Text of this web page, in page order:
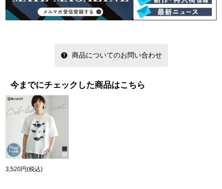
商品についてのお問い合わせ
今までにチェックした商品はこちら
3,520円(税込)